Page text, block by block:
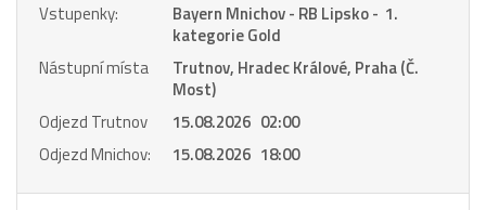
Vstupenky:
Bayern Mnichov - RB Lipsko - 1.
kategorie Gold
Nástupní místa
Trutnov, Hradec Králové, Praha (Č.
Most)
Odjezd Trutnov
15.08.2026 02:00
Odjezd Mnichov:
15.08.2026 18:00